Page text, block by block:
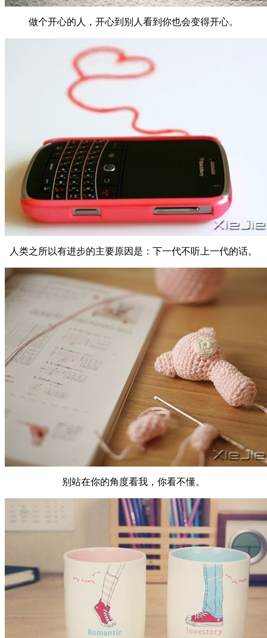
做个开心的人，开心到别人看到你也会变得开心。
人类之所以有进步的主要原因是：下一代不听上一代的话。
别站在你的角度看我，你看不懂。